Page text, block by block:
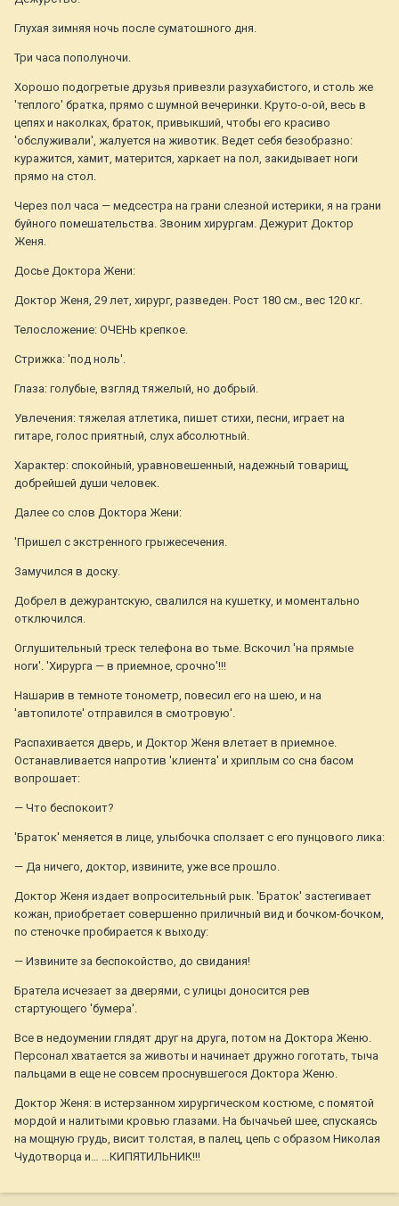
Глухая зимняя ночь после суматошного дня.
Три часа пополуночи.
Хорошо подогретые друзья привезли разухабистого, и столь же
'теплого' братка, прямо с шумной вечеринки. Круто-о-ой, весь в
цепях и наколках, браток, привыкший, чтобы его красиво
'обслуживали', жалуется на животик. Ведет себя безобразно:
куражится, хамит, матерится, харкает на пол, закидывает ноги
прямо на стол.
Через пол часа — медсестра на грани слезной истерики, я на грани
буйного помешательства. Звоним хирургам. Дежурит Доктор
Женя.
Досье Доктора Жени:
Доктор Женя, 29 лет, хирург, разведен. Рост 180 см., вес 120 кг.
Телосложение: ОЧЕНЬ крепкое.
Стрижка: 'под ноль'.
Глаза: голубые, взгляд тяжелый, но добрый.
Увлечения: тяжелая атлетика, пишет стихи, песни, играет на
гитаре, голос приятный, слух абсолютный.
Характер: спокойный, уравновешенный, надежный товарищ,
добрейшей души человек.
Далее со слов Доктора Жени:
'Пришел с экстренного грыжесечения.
Замучился в доску.
Добрел в дежурантскую, свалился на кушетку, и моментально
отключился.
Оглушительный треск телефона во тьме. Вскочил 'на прямые
ноги'. 'Хирурга — в приемное, срочно'!!!
Нашарив в темноте тонометр, повесил его на шею, и на
'автопилоте' отправился в смотровую'.
Распахивается дверь, и Доктор Женя влетает в приемное.
Останавливается напротив 'клиента' и хриплым со сна басом
вопрошает:
— Что беспокоит?
'Браток' меняется в лице, улыбочка сползает с его пунцового лика:
— Да ничего, доктор, извините, уже все прошло.
Доктор Женя издает вопросительный рык. 'Браток' застегивает
кожан, приобретает совершенно приличный вид и бочком-бочком,
по стеночке пробирается к выходу:
— Извините за беспокойство, до свидания!
Братела исчезает за дверями, с улицы доносится рев
стартующего 'бумера'.
Все в недоумении глядят друг на друга, потом на Доктора Женю.
Персонал хватается за животы и начинает дружно гоготать, тыча
пальцами в еще не совсем проснувшегося Доктора Женю.
Доктор Женя: в истерзанном хирургическом костюме, с помятой
мордой и налитыми кровью глазами. На бычачьей шее, спускаясь
на мощную грудь, висит толстая, в палец, цепь с образом Николая
Чудотворца и… …КИПЯТИЛЬНИК!!!